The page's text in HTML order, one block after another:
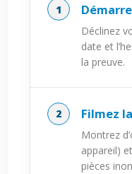
Déclinez
date et
la preuve.
Filmez
Montrez
appareil)
pièces